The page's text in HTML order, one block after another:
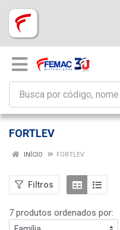
FORTLEV
INÍCIO FORTLEV
Filtros
7 produtos ordenados por: